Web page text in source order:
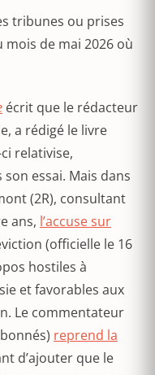
tribunes ou prises
mois de mai 2026 où
écrit que le rédacteur
a rédigé le livre
relativise,
essai. Mais dans
(2R), consultant
ans, l’accuse sur
(officielle le 16
hostiles à
et favorables aux
Le commentateur
reprend la
d’ajouter que le